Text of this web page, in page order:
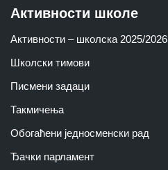
Активности школе
Активности – школска 2025/2026
Школски тимoви
Писмени задаци
Такмичења
Обогаћени једносменски рад
Ђачки парламент